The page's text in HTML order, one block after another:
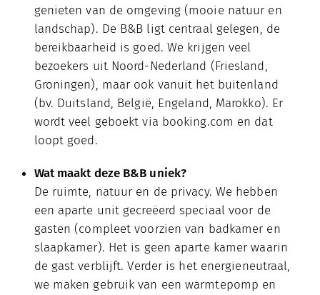
genieten van de omgeving (mooie natuur en
landschap). De B&B ligt centraal gelegen, de
bereikbaarheid is goed. We krijgen veel
bezoekers uit Noord-Nederland (Friesland,
Groningen), maar ook vanuit het buitenland
(bv. Duitsland, België, Engeland, Marokko). Er
wordt veel geboekt via booking.com en dat
loopt goed.
Wat maakt deze B&B uniek?
De ruimte, natuur en de privacy. We hebben
een aparte unit gecreëerd speciaal voor de
gasten (compleet voorzien van badkamer en
slaapkamer). Het is geen aparte kamer waarin
de gast verblijft. Verder is het energieneutraal,
we maken gebruik van een warmtepomp en